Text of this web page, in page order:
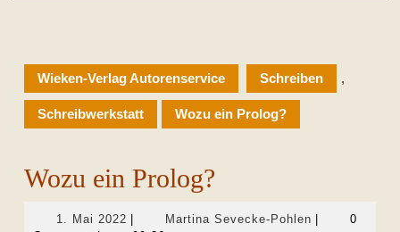
Wieken-Verlag Autorenservice Schreiben ,
Schreibwerkstatt Wozu ein Prolog?
Wozu ein Prolog?
1. Mai 2022 1.
Martina Sevecke-PohlenMartina
0